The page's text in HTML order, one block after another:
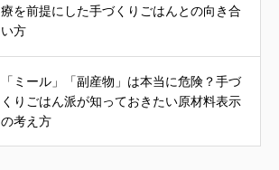
療を前提にした手づくりごはんとの向き合
い方
「ミール」「副産物」は本当に危険？手づ
くりごはん派が知っておきたい原材料表示
の考え方